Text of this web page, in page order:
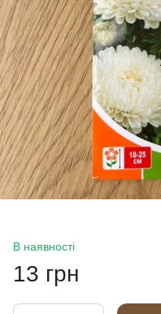
В наявності
13 грн